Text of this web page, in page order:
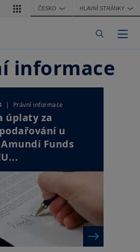
ČESKO ❯ HLAVNÍ STRÁNKY ❯
informace
| Právní informace
úplaty za
u
Funds